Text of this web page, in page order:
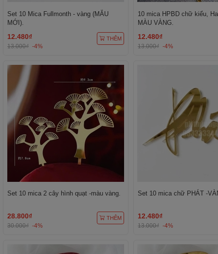
Set 10 Mica Fullmonth - vàng (MẪU
MỚI).
12.480₫
13.000₫ -4%
THÊM
10 mica HPBD chữ kiểu,
MÀU VÀNG.
12.480₫
13.000₫ -4%
Set 10 mica 2 cây hình quạt -màu vàng.
28.800₫
30.000₫ -4%
THÊM
Set 10 mica chữ PHÁT -
12.480₫
13.000₫ -4%